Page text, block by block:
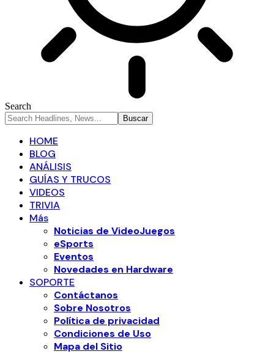
Search
HOME
BLOG
ANÁLISIS
GUÍAS Y TRUCOS
VIDEOS
TRIVIA
Más
Noticias de VideoJuegos
eSports
Eventos
Novedades en Hardware
SOPORTE
Contáctanos
Sobre Nosotros
Política de privacidad
Condiciones de Uso
Mapa del Sitio